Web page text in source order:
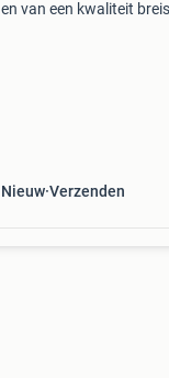
en van een kwaliteit
Nieuw Verzenden